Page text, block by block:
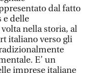
dal fatto
e delle
nella storia, al
italiano verso gli
E’ un
imprese italiane